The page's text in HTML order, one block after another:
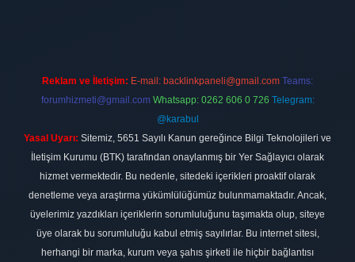
Reklam ve İletişim: E-mail: backlinkpaneli@gmail.com Teams:
forumhizmeti@gmail.com Whatsapp: 0262 606 0 726 Telegram:
@karabul
Yasal Uyarı: Sitemiz, 5651 Sayılı Kanun gereğince Bilgi Teknolojileri ve
İletişim Kurumu (BTK) tarafından onaylanmış bir Yer Sağlayıcı olarak
hizmet vermektedir. Bu nedenle, sitedeki içerikleri proaktif olarak
denetleme veya araştırma yükümlülüğümüz bulunmamaktadır. Ancak,
üyelerimiz yazdıkları içeriklerin sorumluluğunu taşımakta olup, siteye
üye olarak bu sorumluluğu kabul etmiş sayılırlar. Bu internet sitesi,
herhangi bir marka, kurum veya şahıs şirketi ile hiçbir bağlantısı